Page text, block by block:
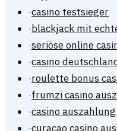
·casino testsieger
·blackjack mit
·seriöse online
·casino
·roulette bonus
·frumzi casino
·casino
·curacao casino